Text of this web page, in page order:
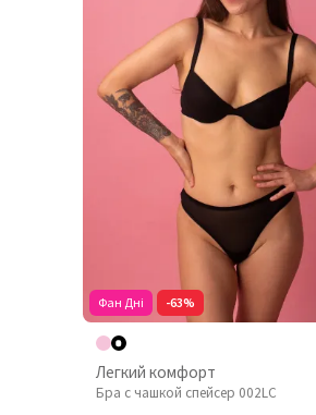
Фан Дні -63%
Легкий комфорт
Бра с чашкой спейсер 002LC